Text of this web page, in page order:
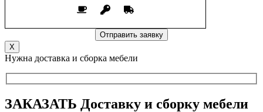
X
Нужна доставка и сборка мебели
ЗАКАЗАТЬ Доставку и сборку мебели